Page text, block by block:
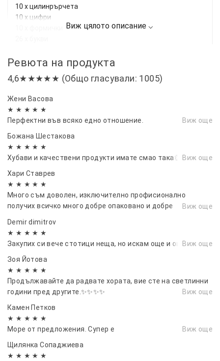
10 х цилинрърчета
10 х цифри
1 х торбичка за пренасяне на частите
Размери: 40 × 18 см
Дървената образователна дъска е съобразена с
Ревюта на продукта
4,6★★★★★ (Общо гласували: 1005)
Жени Васовa
★ ★ ★ ★ ★
Перфектни във всяко едно отношение.
Виж още
Божана Шестакова
★ ★ ★ ★ ★
Хубави и качествени продукти имате смао така👏🙌Виж още
Хари Ставрев
★ ★ ★ ★ ★
Много съм доволен, изключително профисионално
получих всичко много добре опаковано и добре
Виж още
Demir dimitrov
★ ★ ★ ★ ★
Закупих си вече стотици неща, но искам още и още.Виж още
Зоя Йотова
★ ★ ★ ★ ★
Продължавайте да радвате хората, вие сте на светлинни
години пред другите.✨✨✨✨
Виж още
Камен Петков
★ ★ ★ ★ ★
Море от предложения. Супер е
Виж още
Щилянка Сопаджиева
★ ★ ★ ★ ★